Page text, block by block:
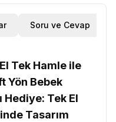
Soru ve Cevap
Tek Hamle ile
Yön Bebek
Hediye: Tek El
Tasarım